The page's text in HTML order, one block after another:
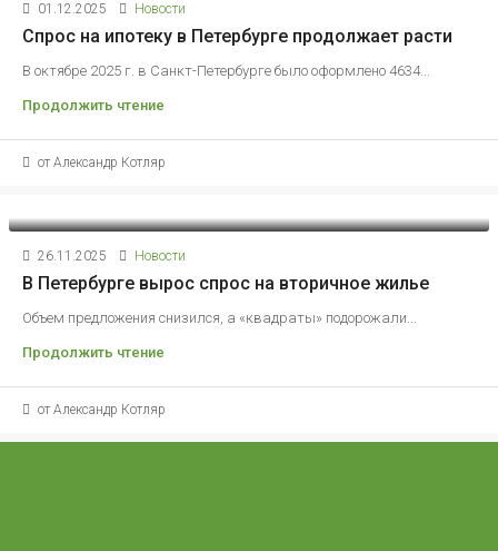
01.12.2025 Новости
Спрос на ипотеку в Петербурге продолжает расти
В октябре 2025 г. в Санкт-Петербурге было оформлено 4634...
Продолжить чтение
от Александр Котляр
26.11.2025 Новости
В Петербурге вырос спрос на вторичное жилье
Объем предложения снизился, а «квадраты» подорожали...
Продолжить чтение
от Александр Котляр